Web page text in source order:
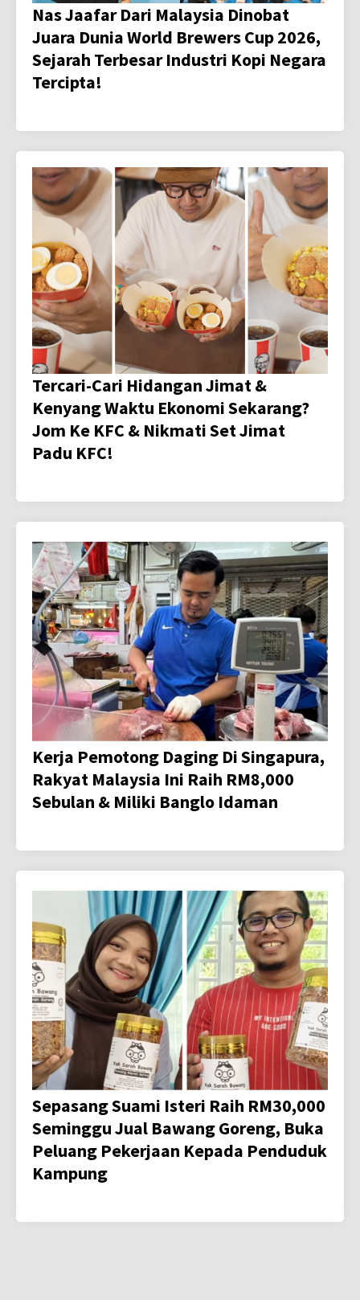
Nas Jaafar Dari Malaysia Dinobat
Juara Dunia World Brewers Cup 2026,
Sejarah Terbesar Industri Kopi Negara
Tercipta!
Tercari-Cari Hidangan Jimat &
Kenyang Waktu Ekonomi Sekarang?
Jom Ke KFC & Nikmati Set Jimat
Padu KFC!
Kerja Pemotong Daging Di Singapura,
Rakyat Malaysia Ini Raih RM8,000
Sebulan & Miliki Banglo Idaman
Sepasang Suami Isteri Raih RM30,000
Seminggu Jual Bawang Goreng, Buka
Peluang Pekerjaan Kepada Penduduk
Kampung